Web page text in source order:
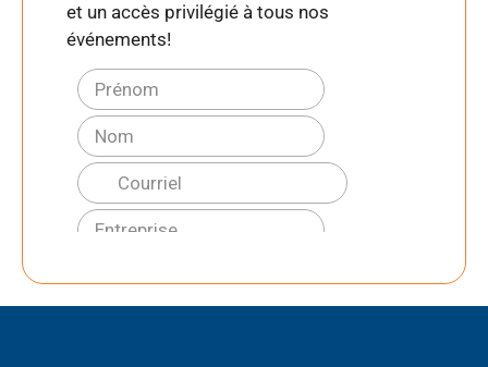
et un accès privilégié à tous nos
événements!